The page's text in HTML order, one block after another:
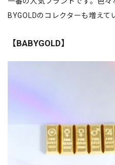
BYGOLDのコレクターも増え
【BABYGOLD】